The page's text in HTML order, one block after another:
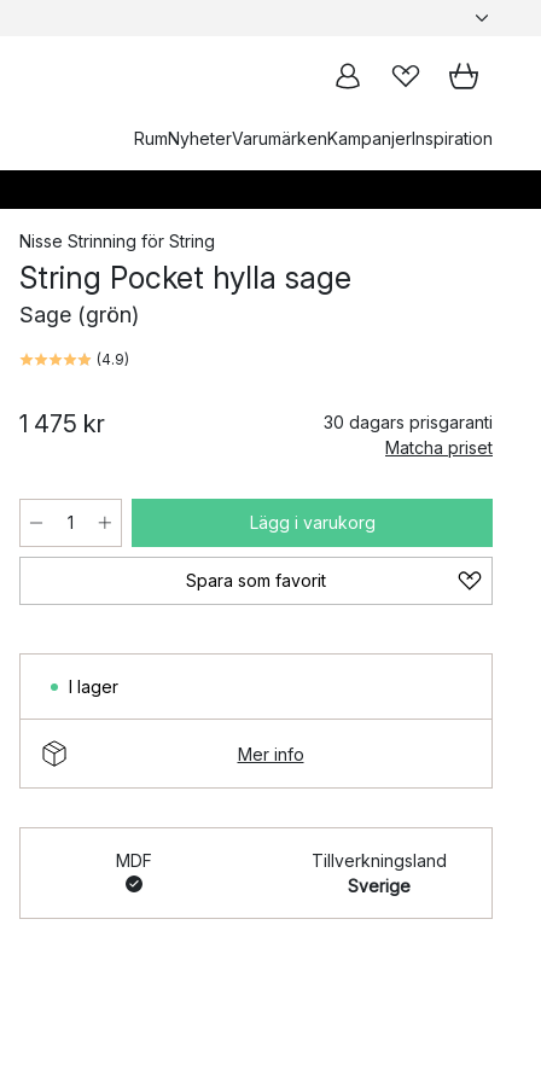
RumNyheterVarumärkenKampanjerInspiration
Nisse Strinning för String
String Pocket hylla sage
Sage (grön)
(4.9)
1 475 kr
30 dagars prisgaranti
Matcha priset
Lägg i varukorg
Spara som favorit
I lager
Mer info
MDF
Tillverkningsland
Sverige